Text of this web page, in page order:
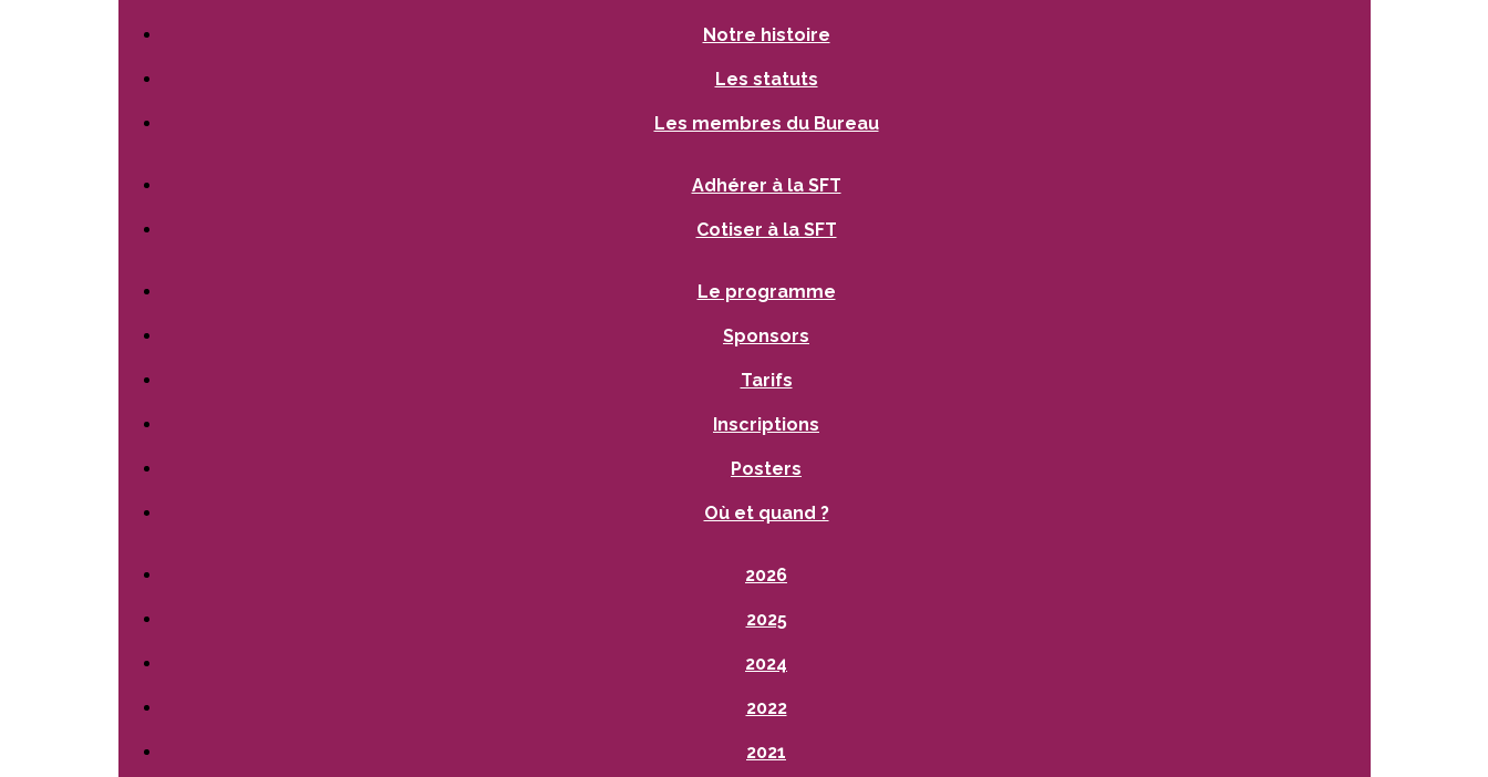
Notre histoire
Les statuts
Les membres du Bureau
Adhérer à la SFT
Cotiser à la SFT
Le programme
Sponsors
Tarifs
Inscriptions
Posters
Où et quand ?
2026
2025
2024
2022
2021